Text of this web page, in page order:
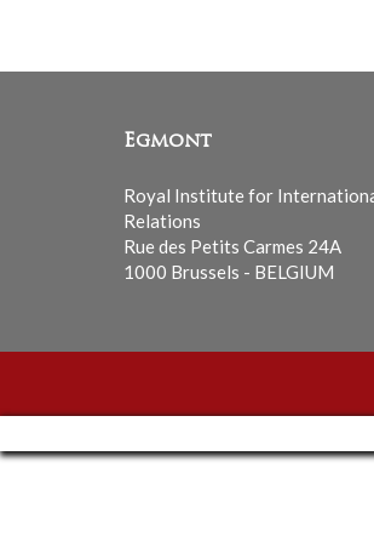
Egmont
Royal Institute for
Relations
Rue des Petits Carmes 24A
1000 Brussels - BELGIUM